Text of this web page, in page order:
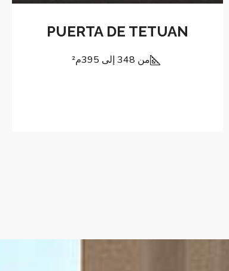
PUERTA DE TETUAN
من 348 إلى 395 م²